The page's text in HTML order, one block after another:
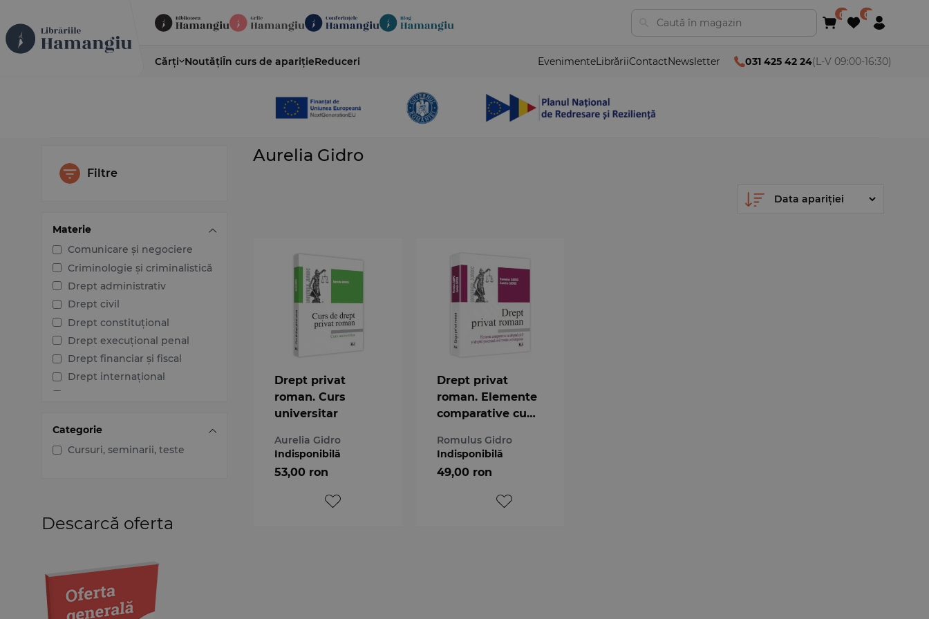
Cărți NoutățiÎn curs de aparițieReduceri EvenimenteLibrăriiContactNewsletter 031 425 42 24(L-V 09:00-16:30)
Filtre
Materie
Comunicare și negociere
Criminologie și criminalistică
Drept administrativ
Drept civil
Drept constituțional
Drept execuțional penal
Drept financiar și fiscal
Drept internațional
Drept procesual penal
Dreptul afacerilor
sociale
intelectuale
Dreptul Uniunii Europene
Jurisprudența instanțelor
Categorie
Cursuri, seminarii, teste
Descarcă oferta
Aurelia Gidro
Drept privat
roman. Curs
universitar
Aurelia Gidro
Indisponibilă
53,00 ron
Drept privat
roman. Elemente
comparative cu
dreptul procesual
civil roman
contemporan
Romulus Gidro
Indisponibilă
49,00 ron